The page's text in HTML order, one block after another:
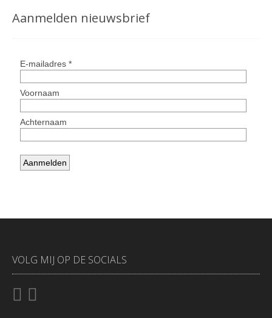
Aanmelden nieuwsbrief
VOLG MIJ OP DE SOCIALS